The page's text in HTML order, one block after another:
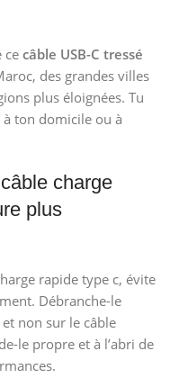
ce câble USB-C tressé
des grandes villes
plus éloignées. Tu
ton domicile ou à
charge
plus
rapide type c, évite
Débranche-le
non sur le câble
le propre et à l’abri de